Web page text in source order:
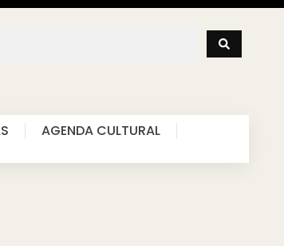
AGENDA CULTURAL